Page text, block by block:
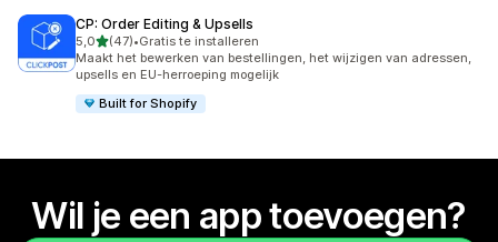
CP: Order Editing & Upsells
5,0van 5 sterren
(47)
47 recensies in totaal
•Gratis te installeren
Maakt het bewerken van bestellingen, het wijzigen van adressen,
upsells en EU-herroeping mogelijk
Built for Shopify
Wil je een app toevoegen?